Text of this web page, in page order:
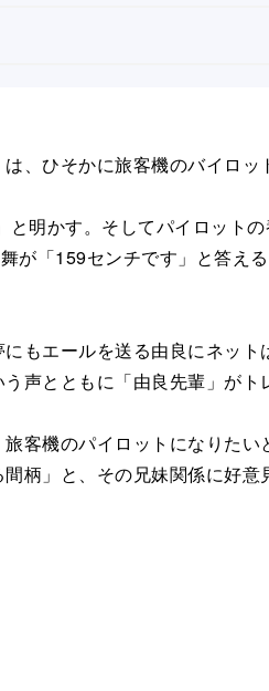
ひそかに旅客機のバイロッ
明かす。そしてパイロット
が「159センチです」と答え
もエールを送る由良にネット
声とともに「由良先輩」がト
機のパイロットになりたい
柄」と、その兄妹関係に好意